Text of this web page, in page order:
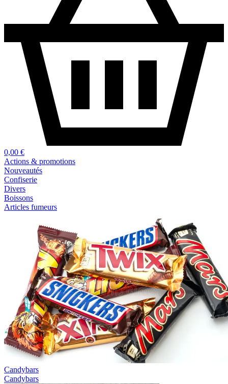
0,00 €
Actions & promotions
Nouveautés
Confiserie
Divers
Boissons
Articles fumeurs
Candybars
Candybars